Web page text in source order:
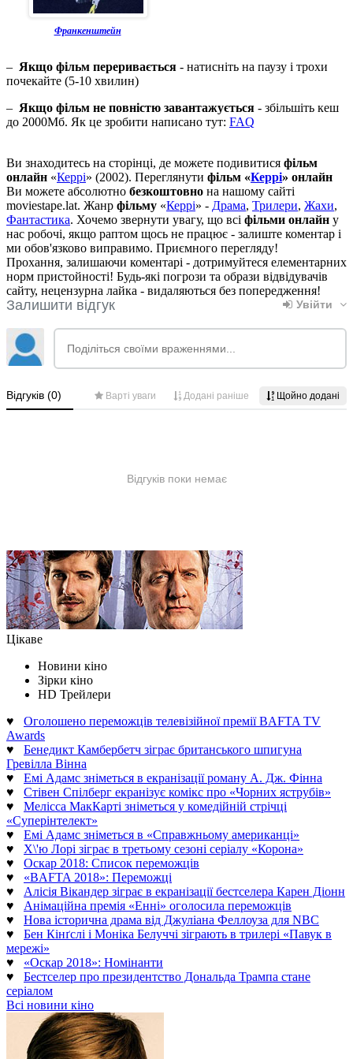
Франкенштейн
– Якщо фільм переривається - натисніть на паузу і трохи
почекайте (5-10 хвилин)
– Якщо фільм не повністю завантажується - збільшіть кеш
до 2000Мб. Як це зробити написано тут: FAQ
Ви знаходитесь на сторінці, де можете подивитися фільм
онлайн «Керрі» (2002). Переглянути фільм «Керрі» онлайн
Ви можете абсолютно безкоштовно на нашому сайті
moviestape.lat. Жанр фільму «Керрі» - Драма, Трилери, Жахи,
Фантастика. Хочемо звернути увагу, що всі фільми онлайн у
нас робочі, якщо раптом щось не працює - залиште коментар і
ми обов'язково виправимо. Приємного перегляду!
Прохання, залишаючи коментарі - дотримуйтеся елементарних
норм пристойності! Будь-які погрози та образи відвідувачів
сайту, нецензурна лайка - видаляються без попередження!
Цікаве
Новини кіно
Зірки кіно
HD Трейлери
♥ Оголошено переможців телевізійної премії BAFTA TV
Awards
♥ Бенедикт Камбербетч зіграє британського шпигуна
Гревілла Вінна
♥ Емі Адамс зніметься в екранізації роману А. Дж. Фінна
♥ Стівен Спілберг екранізує комікс про «Чорних яструбів»
♥ Мелісса МакКарті зніметься у комедійній стрічці
«Суперінтелект»
♥ Емі Адамс зніметься в «Справжньому американці»
♥ Х\'ю Лорі зіграє в третьому сезоні серіалу «Корона»
♥ Оскар 2018: Список переможців
♥ «BAFTA 2018»: Переможці
♥ Алісія Вікандер зіграє в екранізації бестселера Карен Діонн
♥ Анімаційна премія «Енні» оголосила переможців
♥ Нова історична драма від Джуліана Феллоуза для NBC
♥ Бен Кінґслі і Моніка Белуччі зіграють в трилері «Павук в
мережі»
♥ «Оскар 2018»: Номінанти
♥ Бестселер про президентство Дональда Трампа стане
серіалом
Всі новини кіно